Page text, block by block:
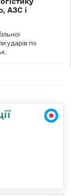
АЗС і
ударів по